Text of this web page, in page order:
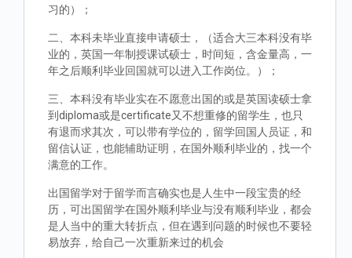
习的）；
二、本科未毕业直接申请硕士，（适合大三本科没有毕
业的，英国一年制授课试硕士，时间短，含金量高，一
年之后顺利毕业回国就可以进入工作岗位。）；
三、本科没有毕业实在不愿意出国的或是英国读硕士拿
到diploma或是certificate又不想重修的留学生，也只
有退而求其次，可以带有学位的，留学回国人员证，和
留信认证，也能辅助证明，在国外顺利毕业的，找一个
满意的工作。
出国留学对于留学而言确实也是人生中一段宝贵的经
历，可出国留学在国外顺利毕业与没有顺利毕业，都会
是人当中的重大转折点，但在遇到问题的时候也不要轻
易放弃，给自己一次重新来过的机会